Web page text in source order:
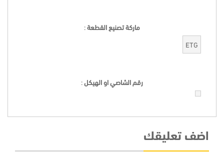
ماركة تصنيع القطعة:
ETG
رقم الشاصي او الهيكل:
اضف تعليقك